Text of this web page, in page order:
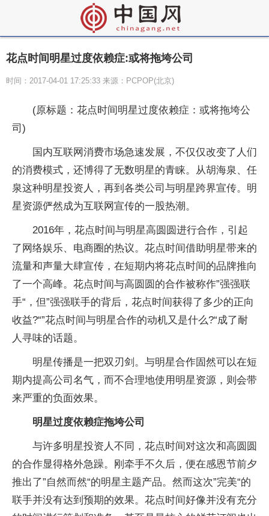
花点时间明星过度依赖症:或将拖垮公司
时间：2017-04-01 17:25:33 来源：PCPOP(北京)
(原标题：花点时间明星过度依赖症：或将拖垮公
司)
国内互联网消费市场急速发展，不仅仅改变了人们
的消费模式，还博得了无数明星的青睐。从胡海泉、任
泉这种明星投资人，再到各类公司与明星跨界宣传。明
星资源俨然成为互联网宣传的一股热潮。
2016年，花点时间与明星高圆圆进行合作，引起
了网络娱乐、电商圈的热议。花点时间借助明星带来的
流量和声量大肆宣传，在短期内将花点时间的品牌推向
了一个高峰。花点时间与高圆圆的合作被称作”强强联
手“，但”强强联手的背后，花点时间获得了多少的正向
收益?“”花点时间与明星合作的动机又是什么?“成了耐
人寻味的话题。
明星传播是一把双刃剑。与明星合作固然可以在短
期内提高公司名气，而不合理地使用明星资源，则会带
来严重的负面效果。
明星过度依赖症拖垮公司
与许多明星投资人不同，花点时间对这次和高圆圆
的合作显得格外急躁。刚牵手不久后，便在感恩节前夕
推出了”自然而然“的明星主题产品。然而这次”完美“的
联手并没有达到预期的效果。花点时间好像并没有充分